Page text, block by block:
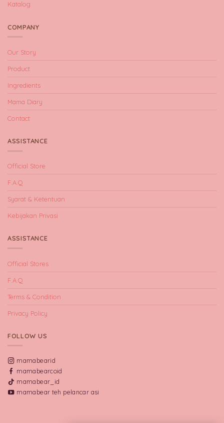
Katalog
COMPANY
Our Story
Product
Ingredients
Mama Diary
Contact
ASSISTANCE
Official Store
F.A.Q
Syarat & Ketentuan
Kebijakan Privasi
ASSISTANCE
Official Stores
F.A.Q
Terms & Condition
Privacy Policy
FOLLOW US
mamabearid
mamabearcoid
mamabear_id
mamabear teh pelancar asi